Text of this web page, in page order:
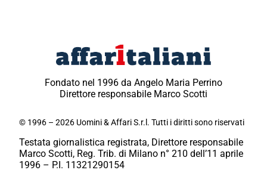
Fondato nel 1996 da Angelo Maria Perrino
Direttore responsabile Marco Scotti
© 1996 – 2026 Uomini & Affari S.r.l. Tutti i diritti sono riservati
Testata giornalistica registrata, Direttore responsabile
Marco Scotti, Reg. Trib. di Milano n° 210 dell’11 aprile
1996 – P.I. 11321290154